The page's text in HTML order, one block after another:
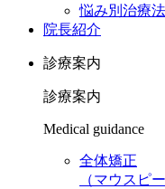
悩み別治療
院長紹介
診療案内
診療案内
Medical guidance
全体矯正
（マウスピ